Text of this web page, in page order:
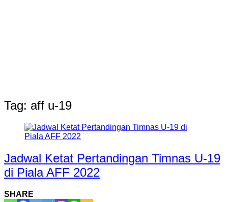
Tag: aff u-19
Jadwal Ketat Pertandingan Timnas U-19
di Piala AFF 2022
SHARE